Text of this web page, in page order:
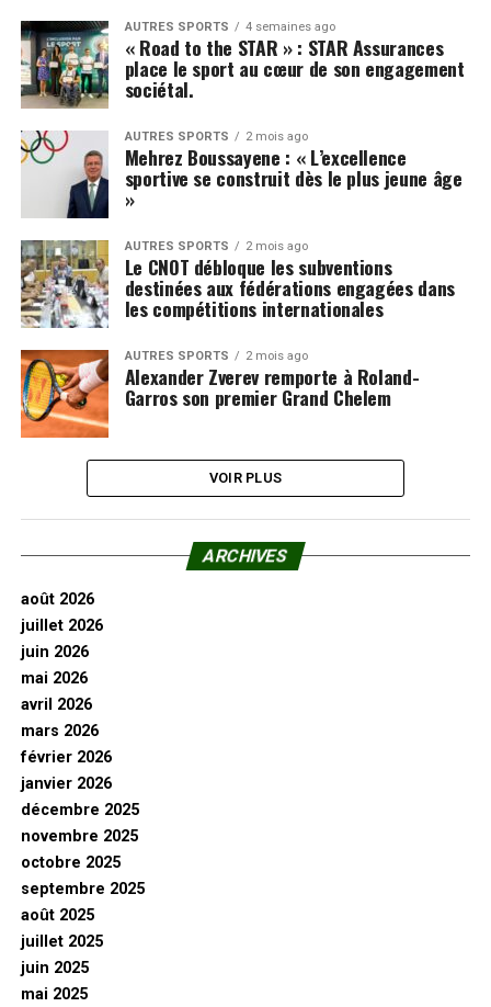
AUTRES SPORTS 4 semaines ago
« Road to the STAR » : STAR Assurances
place le sport au cœur de son engagement
sociétal.
AUTRES SPORTS 2 mois ago
Mehrez Boussayene : « L’excellence
sportive se construit dès le plus jeune âge
»
AUTRES SPORTS 2 mois ago
Le CNOT débloque les subventions
destinées aux fédérations engagées dans
les compétitions internationales
AUTRES SPORTS 2 mois ago
Alexander Zverev remporte à Roland-
Garros son premier Grand Chelem
VOIR PLUS
ARCHIVES
août 2026
juillet 2026
juin 2026
mai 2026
avril 2026
mars 2026
février 2026
janvier 2026
décembre 2025
novembre 2025
octobre 2025
septembre 2025
août 2025
juillet 2025
juin 2025
mai 2025